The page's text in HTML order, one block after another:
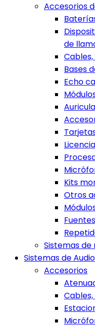
Accesorios
de
Bases
Echo
Kits
Otros
Sistemas
Sistemas de Audio
Accesorios